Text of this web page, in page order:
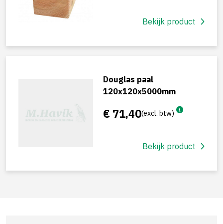
Bekijk product
Douglas paal
120x120x5000mm
€ 71,40(excl. btw)
Bekijk product